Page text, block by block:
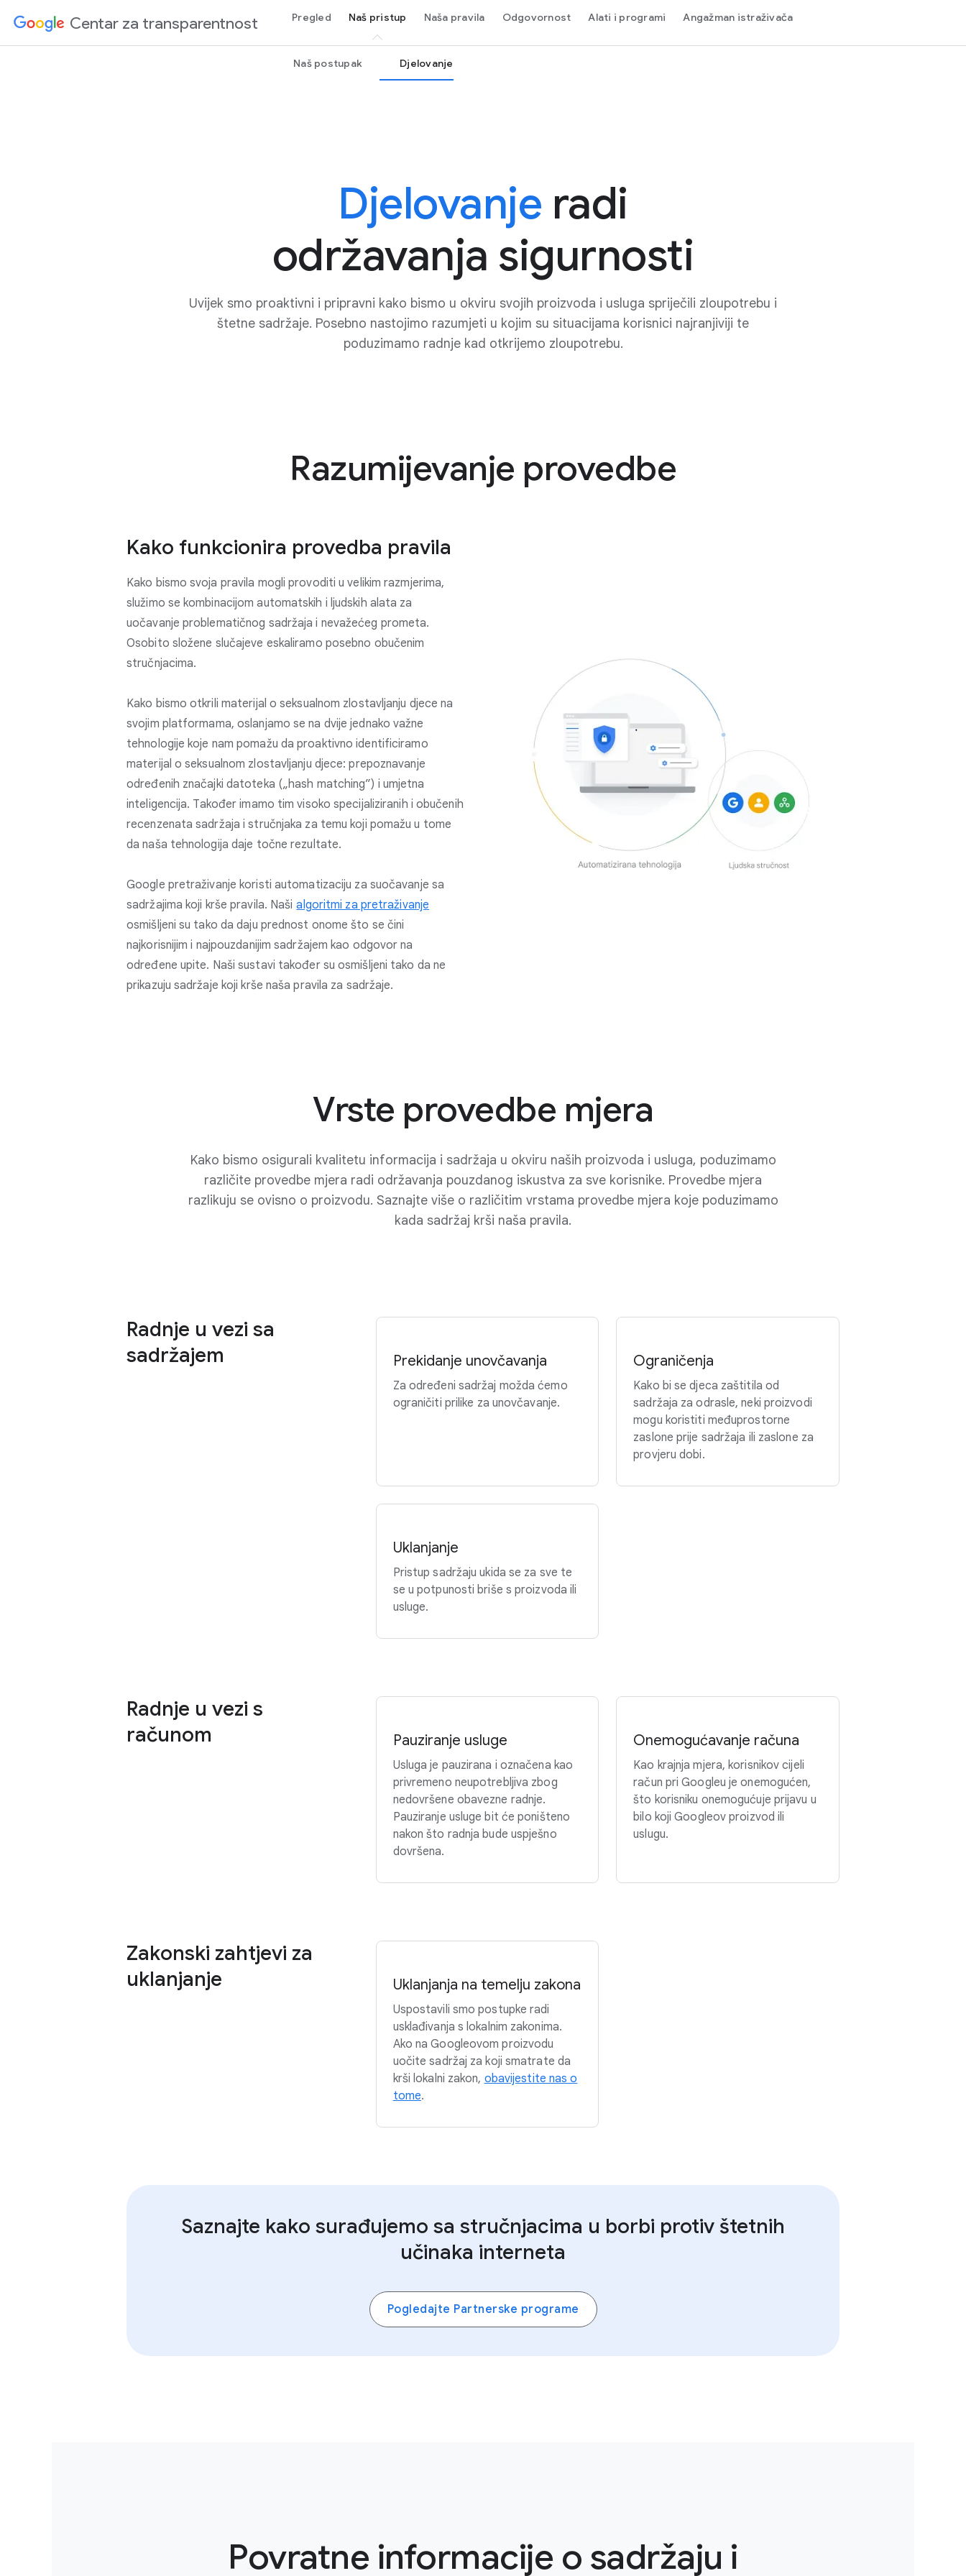
‏Centar za transparentnost Pregled Naš pristup
Naš postupak Djelovanje
Naša pravila Odgovornost Alati i programi Angažman istraživača
Djelovanje radi
održavanja sigurnosti
Uvijek smo proaktivni i pripravni kako bismo u okviru svojih proizvoda i usluga spriječili zloupotrebu i
štetne sadržaje. Posebno nastojimo razumjeti u kojim su situacijama korisnici najranjiviji te
poduzimamo radnje kad otkrijemo zloupotrebu.
Razumijevanje provedbe
Kako funkcionira provedba pravila
Kako bismo svoja pravila mogli provoditi u velikim razmjerima,
služimo se kombinacijom automatskih i ljudskih alata za
uočavanje problematičnog sadržaja i nevažećeg prometa.
Osobito složene slučajeve eskaliramo posebno obučenim
stručnjacima.
Kako bismo otkrili materijal o seksualnom zlostavljanju djece na
svojim platformama, oslanjamo se na dvije jednako važne
tehnologije koje nam pomažu da proaktivno identificiramo
materijal o seksualnom zlostavljanju djece: prepoznavanje
određenih značajki datoteka („hash matching”) i umjetna
inteligencija. Također imamo tim visoko specijaliziranih i obučenih
recenzenata sadržaja i stručnjaka za temu koji pomažu u tome
da naša tehnologija daje točne rezultate.
Google pretraživanje koristi automatizaciju za suočavanje sa
sadržajima koji krše pravila. Naši algoritmi za pretraživanje
osmišljeni su tako da daju prednost onome što se čini
najkorisnijim i najpouzdanijim sadržajem kao odgovor na
određene upite. Naši sustavi također su osmišljeni tako da ne
prikazuju sadržaje koji krše naša pravila za sadržaje.
Vrste provedbe mjera
Kako bismo osigurali kvalitetu informacija i sadržaja u okviru naših proizvoda i usluga, poduzimamo
različite provedbe mjera radi održavanja pouzdanog iskustva za sve korisnike. Provedbe mjera
razlikuju se ovisno o proizvodu. Saznajte više o različitim vrstama provedbe mjera koje poduzimamo
kada sadržaj krši naša pravila.
Radnje u vezi sa
sadržajem
Prekidanje unovčavanja
Za određeni sadržaj možda ćemo
ograničiti prilike za unovčavanje.
Ograničenja
Kako bi se djeca zaštitila od
sadržaja za odrasle, neki proizvodi
mogu koristiti međuprostorne
zaslone prije sadržaja ili zaslone za
provjeru dobi.
Uklanjanje
Pristup sadržaju ukida se za sve te
se u potpunosti briše s proizvoda ili
usluge.
Radnje u vezi s
računom
Pauziranje usluge
Usluga je pauzirana i označena kao
privremeno neupotrebljiva zbog
nedovršene obavezne radnje.
Pauziranje usluge bit će poništeno
nakon što radnja bude uspješno
dovršena.
Onemogućavanje računa
Kao krajnja mjera, korisnikov cijeli
račun pri Googleu je onemogućen,
što korisniku onemogućuje prijavu u
bilo koji Googleov proizvod ili
uslugu.
Zakonski zahtjevi za
uklanjanje
Uklanjanja na temelju zakona
Uspostavili smo postupke radi
usklađivanja s lokalnim zakonima.
Ako na Googleovom proizvodu
uočite sadržaj za koji smatrate da
krši lokalni zakon, obavijestite nas o
tome.
Saznajte kako surađujemo sa stručnjacima u borbi protiv štetnih
učinaka interneta
Pogledajte Partnerske programe
Povratne informacije o sadržaju i